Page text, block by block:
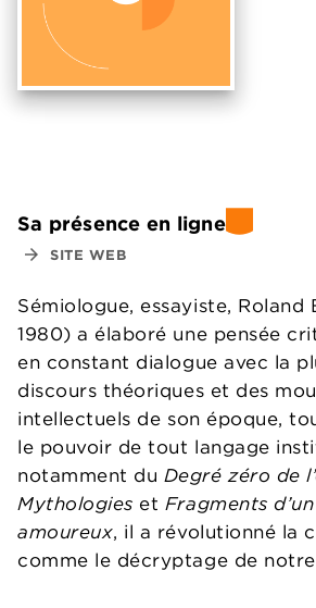
Sémiologue, essayiste, Roland
1980) a élaboré une pensée
en constant dialogue avec la
discours théoriques et des
intellectuels de son époque,
le pouvoir de tout langage
notamment du Degré zéro de
Mythologies et Fragments
amoureux, il a révolutionné la
comme le décryptage de
Sa présence en ligne
arrow_forward SITE WEB